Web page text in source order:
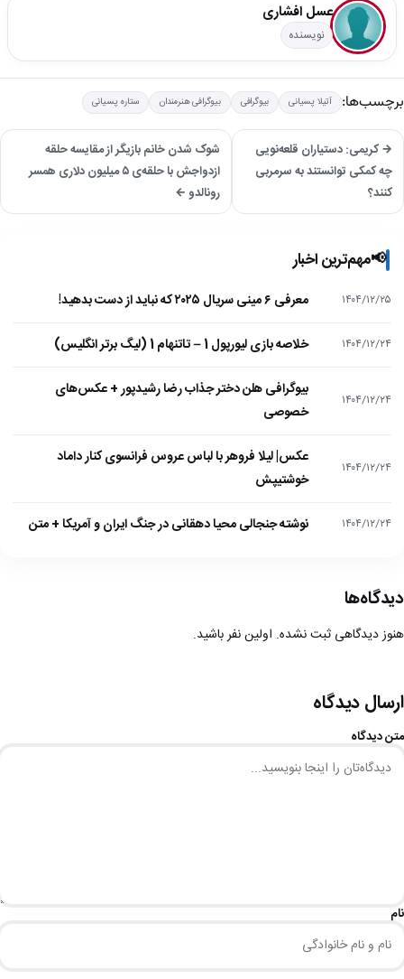
عسل افشاری
نویسنده
برچسب‌ها: آتیلا پسیانی بیوگرافی بیوگرافی هنرمندان ستاره پسیانی
→ کریمی: دستیاران قلعه‌نویی
چه کمکی توانستند به سرمربی
کنند؟
شوک شدن خانم بازیگر از مقایسه حلقه
ازدواجش با حلقه‌ی ۵ میلیون دلاری همسر
رونالدو ←
📢مهم‌ترین اخبار
۱۴۰۴/۱۲/۲۵ معرفی ۶ مینی سریال ۲۰۲۵ که نباید از دست بدهید!
۱۴۰۴/۱۲/۲۴ خلاصه بازی لیورپول 1 – تاتنهام 1 (لیگ برتر انگلیس)
۱۴۰۴/۱۲/۲۴
بیوگرافی هلن دختر جذاب رضا رشیدپور + عکس‌های
خصوصی
۱۴۰۴/۱۲/۲۴
عکس| لیلا فروهر با لباس عروس فرانسوی کنار داماد
خوشتیپش
۱۴۰۴/۱۲/۲۴ نوشته جنجالی محیا دهقانی در جنگ ایران و آمریکا + متن
دیدگاه‌ها
هنوز دیدگاهی ثبت نشده. اولین نفر باشید.
ارسال دیدگاه
متن دیدگاه
نام